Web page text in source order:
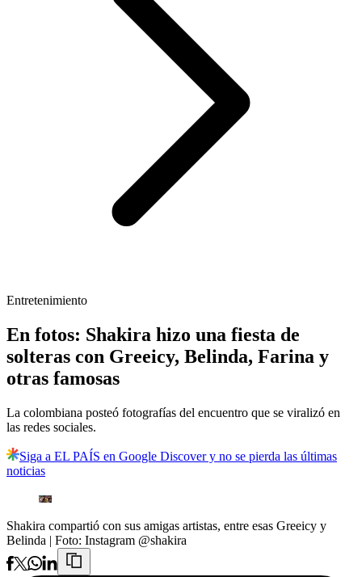
Entretenimiento
En fotos: Shakira hizo una fiesta de
solteras con Greeicy, Belinda, Farina y
otras famosas
La colombiana posteó fotografías del encuentro que se viralizó en
las redes sociales.
Siga a EL PAÍS en Google Discover y no se pierda las últimas
noticias
Shakira compartió con sus amigas artistas, entre esas Greeicy y
Belinda | Foto: Instagram @shakira